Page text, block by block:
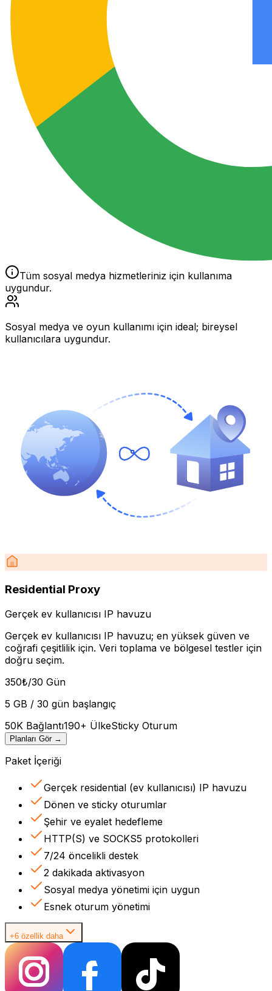
Tüm sosyal medya hizmetleriniz için kullanıma
uygundur.
Sosyal medya ve oyun kullanımı için ideal; bireysel
kullanıcılara uygundur.
Residential Proxy
Gerçek ev kullanıcısı IP havuzu
Gerçek ev kullanıcısı IP havuzu; en yüksek güven ve
coğrafi çeşitlilik için. Veri toplama ve bölgesel testler için
doğru seçim.
350₺/30 Gün
5 GB / 30 gün başlangıç
50K Bağlantı190+ ÜlkeSticky Oturum
Planları Gör →
Paket İçeriği
Gerçek residential (ev kullanıcısı) IP havuzu
Dönen ve sticky oturumlar
Şehir ve eyalet hedefleme
HTTP(S) ve SOCKS5 protokolleri
7/24 öncelikli destek
2 dakikada aktivasyon
Sosyal medya yönetimi için uygun
Esnek oturum yönetimi
+6 özellik daha